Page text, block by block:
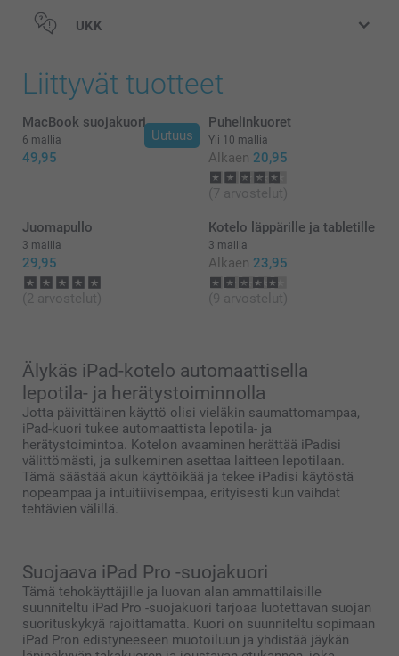
UKK
Liittyvät tuotteet
Uutuus
MacBook suojakuori
6 mallia
49,95
Puhelinkuoret
Yli 10 mallia
Alkaen 20,95
(7 arvostelut)
Juomapullo
3 mallia
29,95
(2 arvostelut)
Kotelo läppärille ja tabletille
3 mallia
Alkaen 23,95
(9 arvostelut)
Älykäs iPad-kotelo automaattisella
lepotila- ja herätystoiminnolla
Jotta päivittäinen käyttö olisi vieläkin saumattomampaa,
iPad-kuori tukee automaattista lepotila- ja
herätystoimintoa. Kotelon avaaminen herättää iPadisi
välittömästi, ja sulkeminen asettaa laitteen lepotilaan.
Tämä säästää akun käyttöikää ja tekee iPadisi käytöstä
nopeampaa ja intuitiivisempaa, erityisesti kun vaihdat
tehtävien välillä.
Suojaava iPad Pro -suojakuori
Tämä tehokäyttäjille ja luovan alan ammattilaisille
suunniteltu iPad Pro -suojakuori tarjoaa luotettavan suojan
suorituskykyä rajoittamatta. Kuori on suunniteltu sopimaan
iPad Pron edistyneeseen muotoiluun ja yhdistää jäykän